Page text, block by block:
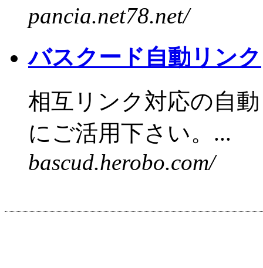
pancia.net78.net/
バスクード自動リンク
相互リンク対応の自
にご活用下さい。...
bascud.herobo.com/